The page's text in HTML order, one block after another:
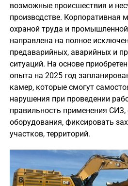
возможные происшествия и
производстве. Корпоративная
охраной труда и
направлена на полное
предаварийных, аварийных и
ситуаций. На основе
опыта на 2025 год
камер, которые смогут
нарушения при проведении
правильность применения СИЗ,
оборудования, фиксировать
участков, территорий.